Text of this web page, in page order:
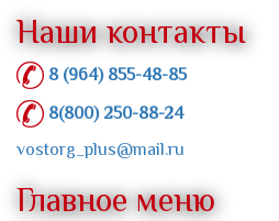
Наши контакты
8 (964) 855-48-85
8(800) 250-88-24
vostorg_plus@mail.ru
Главное меню